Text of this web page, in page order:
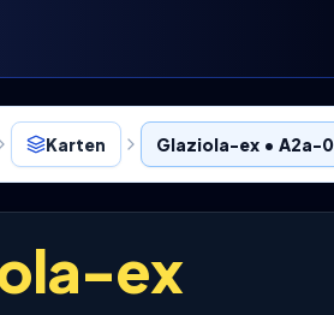
Karten Glaziola-ex • A2a-
ex